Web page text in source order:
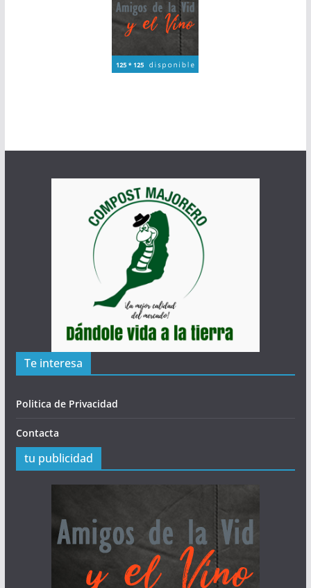
Te interesa
Politica de Privacidad
Contacta
tu publicidad